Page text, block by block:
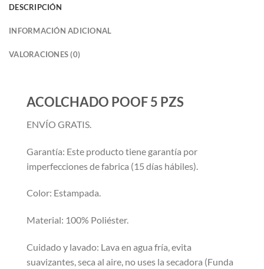
DESCRIPCIÓN
INFORMACIÓN ADICIONAL
VALORACIONES (0)
ACOLCHADO POOF 5 PZS
ENVÍO GRATIS.
Garantía: Este producto tiene garantía por
imperfecciones de fabrica (15 días hábiles).
Color: Estampada.
Material: 100% Poliéster.
Cuidado y lavado: Lava en agua fría, evita
suavizantes, seca al aire, no uses la secadora (Funda